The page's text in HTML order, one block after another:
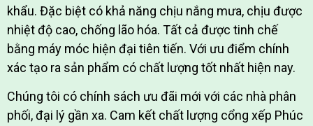
khẩu. Đặc biệt có khả năng chịu nắng mưa, chịu được
nhiệt độ cao, chống lão hóa. Tất cả được tinh chế
bằng máy móc hiện đại tiên tiến. Với ưu điểm chính
xác tạo ra sản phẩm có chất lượng tốt nhất hiện nay.
Chúng tôi có chính sách ưu đãi mới với các nhà phân
phối, đại lý gần xa. Cam kết chất lượng cổng xếp Phúc